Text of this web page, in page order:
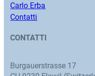
Carlo Erba
Contatti
CONTATTI
Burgauerstrasse 17